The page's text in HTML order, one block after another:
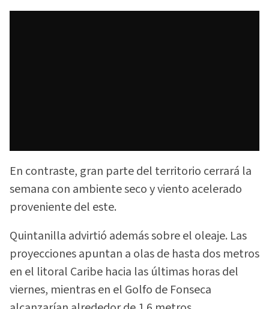
En contraste, gran parte del territorio cerrará la
semana con ambiente seco y viento acelerado
proveniente del este.
Quintanilla advirtió además sobre el oleaje. Las
proyecciones apuntan a olas de hasta dos metros
en el litoral Caribe hacia las últimas horas del
viernes, mientras en el Golfo de Fonseca